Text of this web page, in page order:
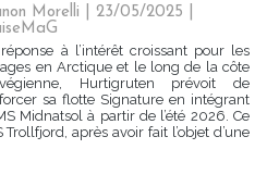
Morelli | 23/05/2025
à l’intérêt croissant pour les
en Arctique et le long de la côte
Hurtigruten prévoit de
sa flotte Signature en intégrant
Midnatsol à partir de l’été 2026. Ce
après avoir fait l’objet d’une